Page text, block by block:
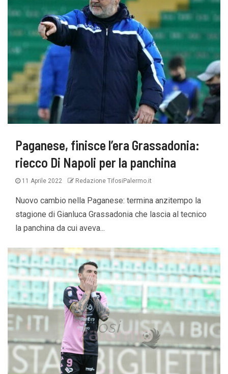
Paganese, finisce l’era Grassadonia:
riecco Di Napoli per la panchina
11 Aprile 2022 Redazione TifosiPalermo.it
Nuovo cambio nella Paganese: termina anzitempo la
stagione di Gianluca Grassadonia che lascia al tecnico
la panchina da cui aveva...